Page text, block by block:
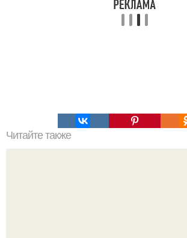
Читайте также